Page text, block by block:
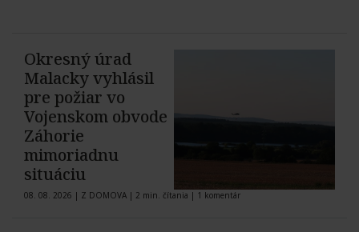
Okresný úrad
Malacky vyhlásil
pre požiar vo
Vojenskom obvode
Záhorie
mimoriadnu
situáciu
08. 08. 2026 | Z DOMOVA | 2 min. čítania | 1 komentár